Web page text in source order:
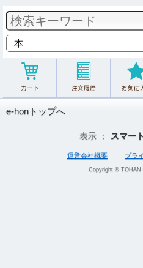
e-honトップへ
表示 ： スマー
運営会社概要 プラ
Copyright © TOHAN